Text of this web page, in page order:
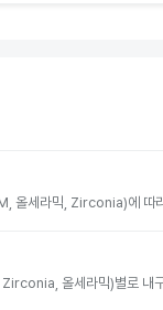
올세라믹, Zirconia)에 따
올세라믹)별로 내